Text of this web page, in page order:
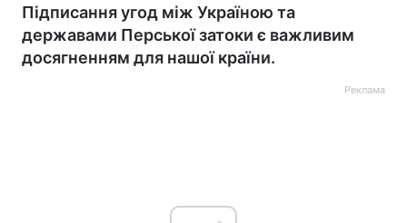
Підписання угод між Україною та
державами Перської затоки є важливим
досягненням для нашої країни.
Реклама